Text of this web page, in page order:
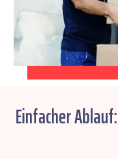
Einfacher